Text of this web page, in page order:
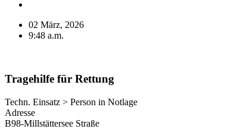
02 März, 2026
9:48 a.m.
Tragehilfe für Rettung
Techn. Einsatz > Person in Notlage
Adresse
B98-Millstättersee Straße